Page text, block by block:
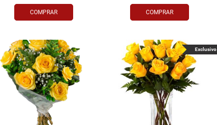
COMPRAR COMPRAR
Exclusivo